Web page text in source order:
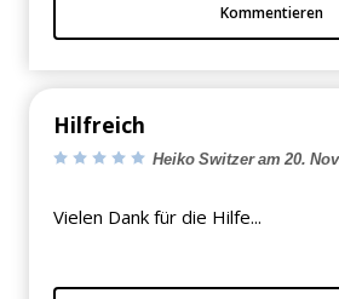
Kommentieren
Hilfreich
Heiko Switzer am 20.
Vielen Dank für die Hilfe...